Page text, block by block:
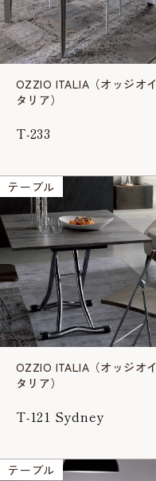
OZZIO ITALIA（オッジオイ
タリア）
T-233
テーブル
OZZIO ITALIA（オッジオイ
タリア）
T-121 Sydney
テーブル